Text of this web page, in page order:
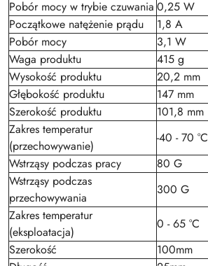
Pobór mocy w trybie czuwania 0,25 W
Początkowe natężenie prądu
1,8 A
Pobór mocy
3,1 W
Waga produktu
415 g
Wysokość produktu
20,2 mm
Głębokość produktu
147 mm
Szerokość produktu
101,8 mm
Zakres temperatur
(przechowywanie)
-40 - 70 °C
Wstrząsy podczas pracy
80 G
Wstrząsy podczas
przechowywania
300 G
Zakres temperatur
(eksploatacja)
0 - 65 °C
Szerokość
100mm